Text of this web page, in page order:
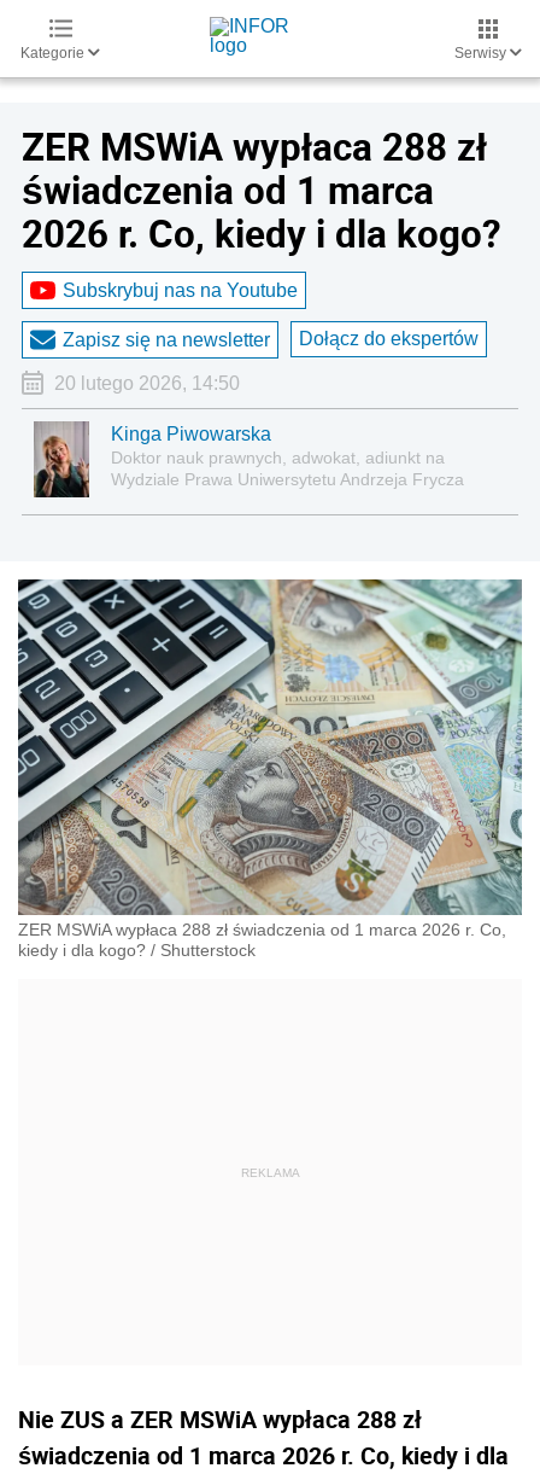
Kategorie Serwisy
ZER MSWiA wypłaca 288 zł
świadczenia od 1 marca
2026 r. Co, kiedy i dla kogo?
Subskrybuj nas na Youtube
Zapisz się na newsletter Dołącz do ekspertów
20 lutego 2026, 14:50
Kinga Piwowarska
Doktor nauk prawnych, adwokat, adiunkt na
Wydziale Prawa Uniwersytetu Andrzeja Frycza
administracyjnoprawnych aspektach związanych z
pracą i pomocą socjalną.
ZER MSWiA wypłaca 288 zł świadczenia od 1 marca 2026 r. Co,
kiedy i dla kogo? / Shutterstock
Nie ZUS a ZER MSWiA wypłaca 288 zł
świadczenia od 1 marca 2026 r. Co, kiedy i dla